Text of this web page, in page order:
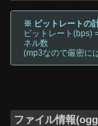
※ ビットレートの
ビットレート(bps)
ネル数
(mp3なので厳密に
ファイル情報